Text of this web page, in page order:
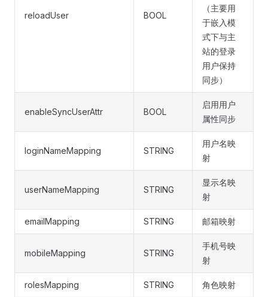
reloadUser BOOL
（主要用
于嵌入模
式下与主
站的登录
用户保持
同步）
enableSyncUserAttr BOOL
启用用户
属性同步
loginNameMapping STRING
用户名映
射
userNameMapping STRING
显示名映
射
emailMapping STRING 邮箱映射
mobileMapping STRING
手机号映
射
rolesMapping STRING 角色映射